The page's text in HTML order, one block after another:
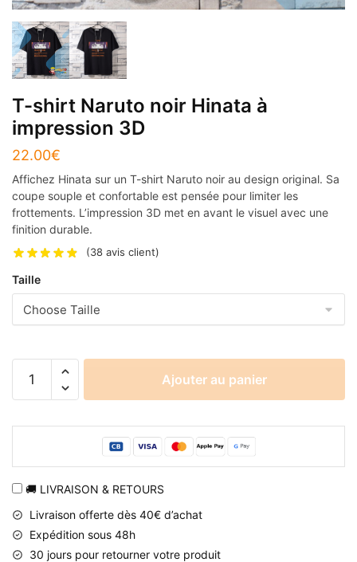
T-shirt Naruto noir Hinata à
impression 3D
22.00€
Affichez Hinata sur un T-shirt Naruto noir au design original. Sa
coupe souple et confortable est pensée pour limiter les
frottements. L’impression 3D met en avant le visuel avec une
finition durable.
(38 avis client)
Taille
shirt
noir
Hinata
impression
3D
Ajouter au panier
🚚 LIVRAISON & RETOURS
Livraison offerte dès 40€ d’achat
Expédition sous 48h
30 jours pour retourner votre produit